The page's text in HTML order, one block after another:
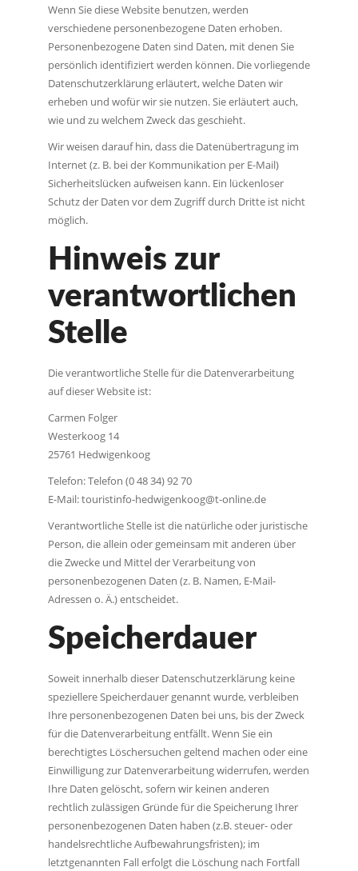
Wenn Sie diese Website benutzen, werden
verschiedene personenbezogene Daten erhoben.
Personenbezogene Daten sind Daten, mit denen Sie
persönlich identifiziert werden können. Die vorliegende
Datenschutzerklärung erläutert, welche Daten wir
erheben und wofür wir sie nutzen. Sie erläutert auch,
wie und zu welchem Zweck das geschieht.
Wir weisen darauf hin, dass die Datenübertragung im
Internet (z. B. bei der Kommunikation per E-Mail)
Sicherheitslücken aufweisen kann. Ein lückenloser
Schutz der Daten vor dem Zugriff durch Dritte ist nicht
möglich.
Hinweis zur
verantwortlichen
Stelle
Die verantwortliche Stelle für die Datenverarbeitung
auf dieser Website ist:
Carmen Folger
Westerkoog 14
25761 Hedwigenkoog
Telefon: Telefon (0 48 34) 92 70
E-Mail: touristinfo-hedwigenkoog@t-online.de
Verantwortliche Stelle ist die natürliche oder juristische
Person, die allein oder gemeinsam mit anderen über
die Zwecke und Mittel der Verarbeitung von
personenbezogenen Daten (z. B. Namen, E-Mail-
Adressen o. Ä.) entscheidet.
Speicherdauer
Soweit innerhalb dieser Datenschutzerklärung keine
speziellere Speicherdauer genannt wurde, verbleiben
Ihre personenbezogenen Daten bei uns, bis der Zweck
für die Datenverarbeitung entfällt. Wenn Sie ein
berechtigtes Löschersuchen geltend machen oder eine
Einwilligung zur Datenverarbeitung widerrufen, werden
Ihre Daten gelöscht, sofern wir keinen anderen
rechtlich zulässigen Gründe für die Speicherung Ihrer
personenbezogenen Daten haben (z.B. steuer- oder
handelsrechtliche Aufbewahrungsfristen); im
letztgenannten Fall erfolgt die Löschung nach Fortfall